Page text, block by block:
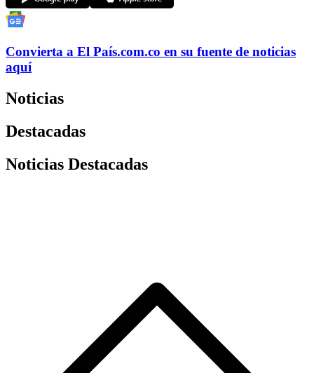
Convierta a El País.com.co en su fuente de noticias
aquí
Noticias
Destacadas
Noticias Destacadas